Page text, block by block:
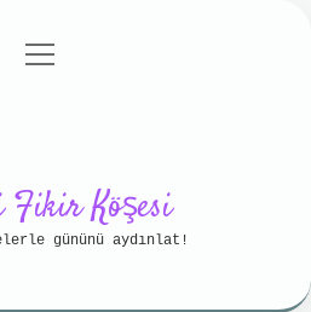
Gizlilik Politikası
menüyü
Fikir Köşesi
gününü aydınlat!